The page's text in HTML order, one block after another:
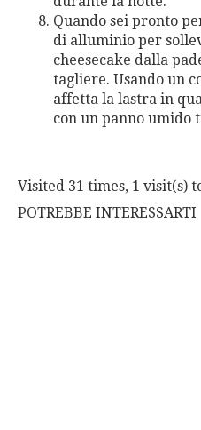
Quando sei pronto
di alluminio per
cheesecake dalla
tagliere. Usando un
affetta la lastra in
con un panno umido
Visited 31 times, 1 visit(s)
POTREBBE INTERESSARTI